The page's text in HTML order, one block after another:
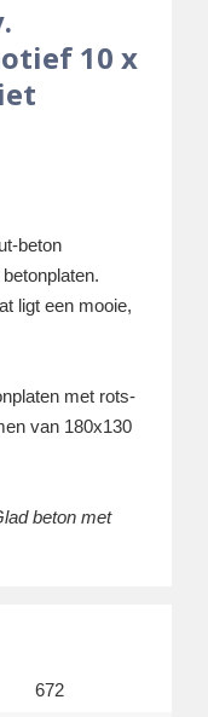
10 x
beton
ligt een mooie,
met rots-
van 180x130
beton met
672